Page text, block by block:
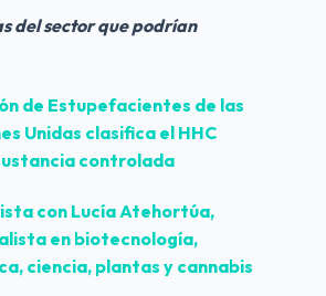
del sector que podrían
de Estupefacientes de las
Unidas clasifica el HHC
controlada
con Lucía Atehortúa,
en biotecnología,
ciencia, plantas y cannabis